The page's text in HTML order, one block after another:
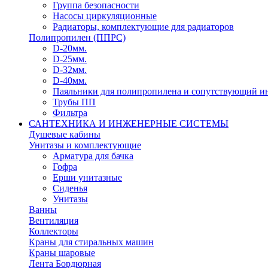
Группа безопасности
Насосы циркуляционные
Радиаторы, комплектующие для радиаторов
Полипропилен (ППРС)
D-20мм.
D-25мм.
D-32мм.
D-40мм.
Паяльники для полипропилена и сопутствующий
Трубы ПП
Фильтра
САНТЕХНИКА И ИНЖЕНЕРНЫЕ СИСТЕМЫ
Душевые кабины
Унитазы и комплектующие
Арматура для бачка
Гофра
Ерши унитазные
Сиденья
Унитазы
Ванны
Вентиляция
Коллекторы
Краны для стиральных машин
Краны шаровые
Лента Бордюрная